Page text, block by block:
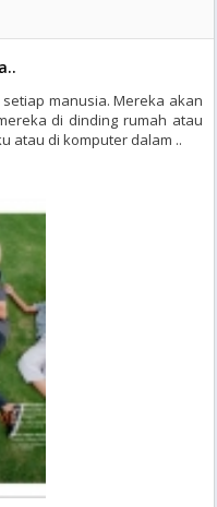
manusia. Mereka akan
di dinding rumah atau
atau di komputer dalam ..